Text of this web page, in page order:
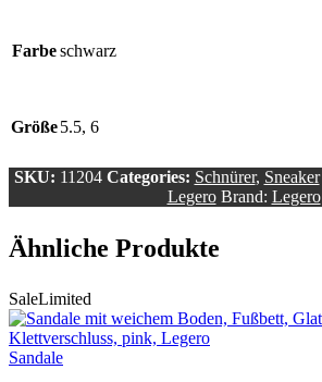
Farbeschwarz
Größe5.5, 6
SKU: 11204 Categories: Schnürer, Sneaker
Legero Brand: Legero
Ähnliche Produkte
SaleLimited
Sandale